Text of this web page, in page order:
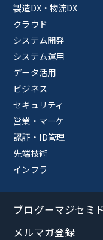
製造DX・物流DX
クラウド
システム開発
システム運用
データ活用
ビジネス
セキュリティ
営業・マーケ
認証・ID管理
先端技術
インフラ
ブログーマジセミ
メルマガ登録